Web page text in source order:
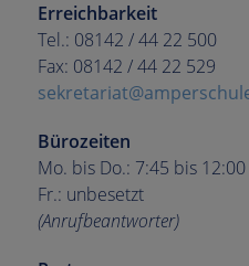
Erreichbarkeit
Tel.: 08142 / 44 22 500
Fax: 08142 / 44 22 529
Bürozeiten
Mo. bis Do.: 7:45 bis
Fr.: unbesetzt
(Anrufbeantworter)